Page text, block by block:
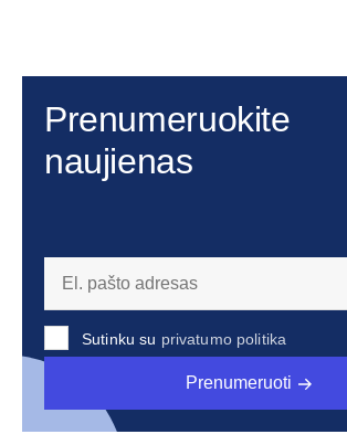
Prenumeruokite
naujienas
Sutinku su privatumo politika
Prenumeruoti